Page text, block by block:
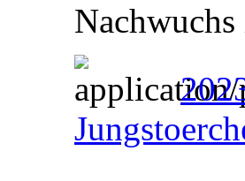
Nachwuchs